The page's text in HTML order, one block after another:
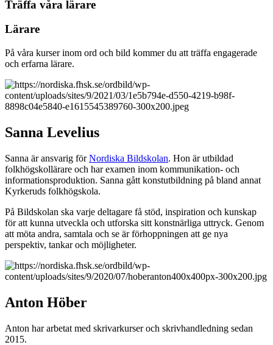
Träffa våra lärare
Lärare
På våra kurser inom ord och bild kommer du att träffa engagerade
och erfarna lärare.
Sanna Levelius
Sanna är ansvarig förNordiska Bildskolan. Hon är utbildad
folkhögskollärare och har examen inom kommunikation- och
informationsproduktion. Sanna gått konstutbildning på bland annat
Kyrkeruds folkhögskola.
På Bildskolan ska varje deltagare få stöd, inspiration och kunskap
för att kunna utveckla och utforska sitt konstnärliga uttryck. Genom
att möta andra, samtala och se är förhoppningen att ge nya
perspektiv, tankar och möjligheter.
Anton Höber
Anton har arbetat med skrivarkurser och skrivhandledning sedan
2015.